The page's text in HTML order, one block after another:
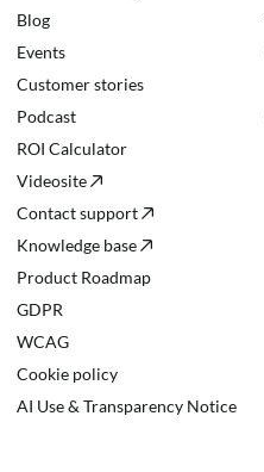
Blog
Events
Customer stories
Podcast
ROI Calculator
Videosite
Contact support
Knowledge base
Product Roadmap
GDPR
WCAG
Cookie policy
AI Use & Transparency Notice